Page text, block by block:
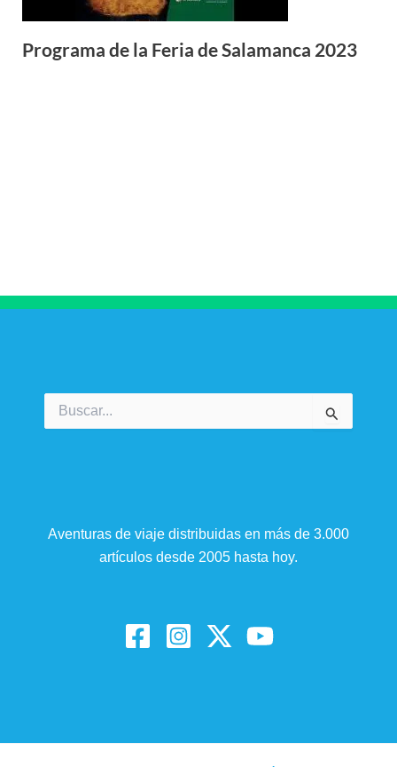
Programa de la Feria de Salamanca 2023
por:
Aventuras de viaje distribuidas en más de 3.000
artículos desde 2005 hasta hoy.